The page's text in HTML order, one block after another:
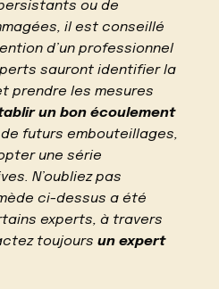
ou de
il est conseillé
d’un professionnel
sauront identifier la
prendre les mesures
un bon écoulement
futurs embouteillages,
une série
N’oubliez pas
ci-dessus a été
experts, à travers
toujoursun expert